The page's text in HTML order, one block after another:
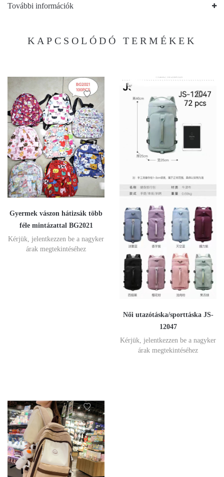
További információk
KAPCSOLÓDÓ TERMÉKEK
Gyermek vászon hátizsák több
féle mintázattal BG2021
Kérjük, jelentkezzen be a nagyker
árak megtekintéséhez
Női utazótáska/sporttáska JS-
12047
Kérjük, jelentkezzen be a nagyker
árak megtekintéséhez